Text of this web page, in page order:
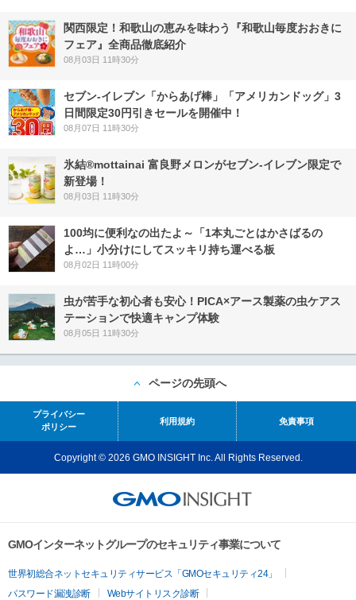
関西限定！和歌山の恵みを味わう『和歌山毎度おおきに
フェア』全商品徹底紹介
08月03日 11時30分
セブン‐イレブン「からあげ棒」「アメリカンドッグ」3
日間限定30円引きセールを開催中！
08月07日 11時30分
氷結®mottainai 富良野メロンがセブン‐イレブン限定で
新登場！
08月03日 11時30分
100均に便利なの出たよ～「1本丸ごとはかさばるの
よ…」小分けにしてスッキリ持ち運べる板
08月02日 11時00分
虫が苦手な初心者も安心！PICA×アース製薬の虫ケアス
テーションで快適キャンプ体験
08月05日 11時30分
ページの先頭へ
プライバシー
ポリシー
利用規約 免責事項
Copyright © 2026 GMO INSIGHT Inc. All Rights Reserved.
GMOインターネットグループのセキュリティ事業について
世界初総合ネットセキュリティサービス「GMOセキュリティ24」
パスワード漏洩診断
Webサイトリスク診断